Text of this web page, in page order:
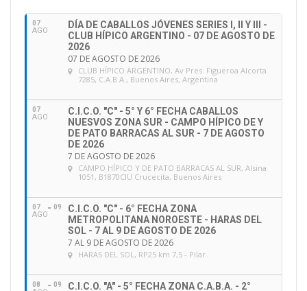
ó
a
07
AGO
DÍA DE CABALLOS JÓVENES SERIES I, II Y III -
CLUB HÍPICO ARGENTINO - 07 DE AGOSTO DE
2026
07 DE AGOSTO DE 2026
CLUB HÍPICO ARGENTINO, Av Pres. Figueroa Alcorta
7285, C.A.B.A., Buenos Aires, Argentina
07
AGO
C.I.C.O. "C" - 5° Y 6° FECHA CABALLOS
NUESVOS ZONA SUR - CAMPO HÍPICO DE Y
DE PATO BARRACAS AL SUR - 7 DE AGOSTO
DE 2026
7 DE AGOSTO DE 2026
CAMPO HÍPICO Y DE PATO BARRACAS AL SUR, Alsina
1051, B1870CIU Crucecita, Buenos Aires
07
AGO
09
C.I.C.O. "C" - 6° FECHA ZONA
METROPOLITANA NOROESTE - HARAS DEL
SOL - 7 AL 9 DE AGOSTO DE 2026
7 AL 9 DE AGOSTO DE 2026
HARAS DEL SOL, RP25 km 7,5 - Pilar
08 09
C.I.C.O. "A" - 5° FECHA ZONA C.A.B.A. - 2°